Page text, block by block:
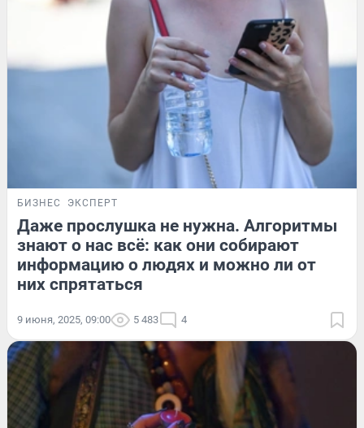
БИЗНЕС ЭКСПЕРТ
Даже прослушка не нужна. Алгоритмы
знают о нас всё: как они собирают
информацию о людях и можно ли от
них спрятаться
9 июня, 2025, 09:00 5 483 4